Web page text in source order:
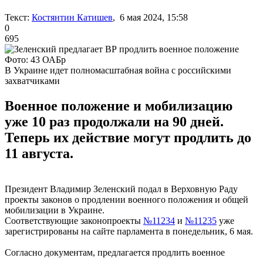
Текст: Костянтин Катишев, 6 мая 2024, 15:58
0
695
Фото: 43 ОАБр
В Украине идет полномасштабная война с российскими
захватчиками
Военное положение и мобилизацию
уже 10 раз продолжали на 90 дней.
Теперь их действие могут продлить до
11 августа.
Президент Владимир Зеленский подал в Верховную Раду
проекты законов о продлении военного положения и общей
мобилизации в Украине.
Соответствующие законопроекты №11234 и №11235 уже
зарегистрированы на сайте парламента в понедельник, 6 мая.
Согласно документам, предлагается продлить военное